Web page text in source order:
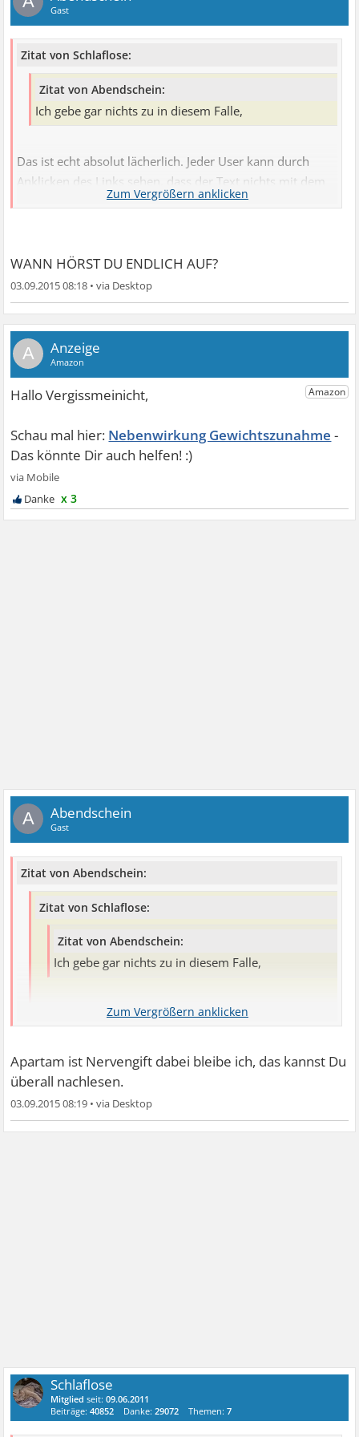
Gast
Zitat von Schlaflose:
Zitat von Abendschein:
Ich gebe gar nichts zu in diesem Falle,
Das ist echt absolut lächerlich. Jeder User kann durch
Anklicken des Links sehen, dass der Text nichts mit dem
zu tun hat, was du behauptest. Auf diese Weise machst du
Eine gewichtssteigernde Wirkung von Süßstoff ist
wissenschaftlich bislang nicht geklärt.
Bei der Diskussion hier geht es gar nicht um die
gewichststeigernde Wirkung von Süßstoff, sondern um
Abendscheins Behauptung, es wäre Nervengift.
WANN HÖRST DU ENDLICH AUF?
03.09.2015 08:18 •
A
Nebenwirkung Gewichtszunahme
x 3
A Abendschein
Gast
Zitat von Abendschein:
Zitat von Schlaflose:
Zitat von Abendschein:
Ich gebe gar nichts zu in diesem Falle,
Das ist echt absolut lächerlich. Jeder User kann durch
dem zu tun hat, was du behauptest. Auf diese Weise
machst du dich völlig unglaubwürdig.
Zitat von opanuel:
WANN HÖRST DU ENDLICH AUF? Du fängst immer wieder
an. Wenn Du im realen Leben auch so bist, dann weiß ich
Apartam ist Nervengift dabei bleibe ich, das kannst Du
überall nachlesen.
03.09.2015 08:19 •
Schlaflose
Mitglied seit:09.06.2011
Beiträge:40852 Danke:29072 Themen:7